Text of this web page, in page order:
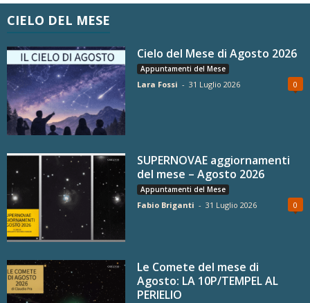
CIELO DEL MESE
Cielo del Mese di Agosto 2026
Appuntamenti del Mese
Lara Fossi - 31 Luglio 2026 0
SUPERNOVAE aggiornamenti
del mese – Agosto 2026
Appuntamenti del Mese
Fabio Briganti - 31 Luglio 2026 0
Le Comete del mese di
Agosto: LA 10P/TEMPEL AL
PERIELIO